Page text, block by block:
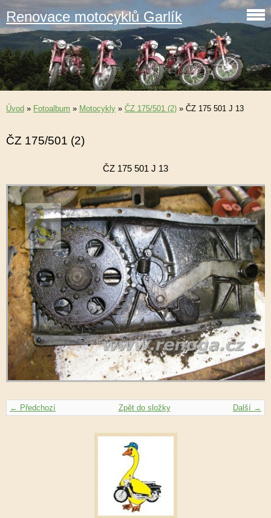
Renovace motocyklů Garlík
Úvod » Fotoalbum » Motocykly » ČZ 175/501 (2) » ČZ 175 501 J 13
ČZ 175/501 (2)
ČZ 175 501 J 13
← Předchozí Další →
Zpět do složky